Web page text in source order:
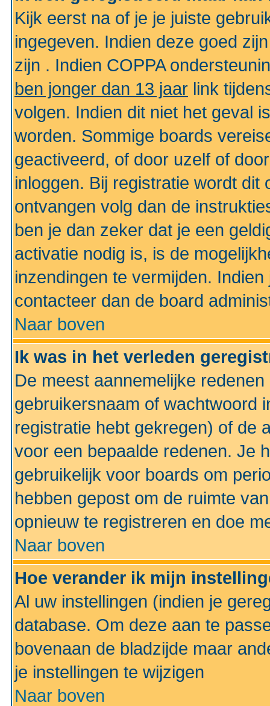
Kijk eerst na of je je juiste
ingegeven. Indien deze goed
zijn . Indien COPPA
ben jonger dan 13 jaar link
volgen. Indien dit niet het geval
worden. Sommige boards
geactiveerd, of door uzelf of
inloggen. Bij registratie wordt dit
ontvangen volg dan de
ben je dan zeker dat je een
activatie nodig is, is de
inzendingen te vermijden.
contacteer dan de board
Naar boven
Ik was in het verleden
De meest aannemelijke
gebruikersnaam of wachtwoord
registratie hebt gekregen) of de
voor een bepaalde redenen. Je
gebruikelijk voor boards om
hebben gepost om de ruimte
opnieuw te registreren en doe
Naar boven
Hoe verander ik mijn
Al uw instellingen (indien je
database. Om deze aan te
bovenaan de bladzijde maar
je instellingen te wijzigen
Naar boven